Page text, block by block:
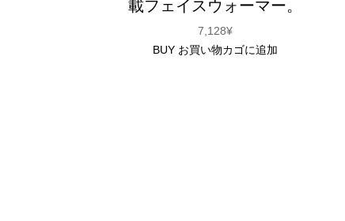
載フェイスウォーマー。
7,128¥
BUY お買い物カゴに追加